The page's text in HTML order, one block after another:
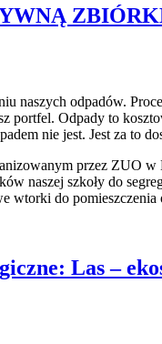
naszych odpadów.
portfel. Odpady to
nie jest. Jest za to
przez ZUO
naszej szkoły do
wtorki do
Las –